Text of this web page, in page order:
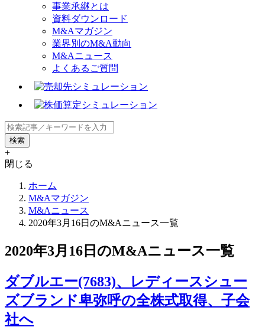
事業承継とは
資料ダウンロード
M&Aマガジン
業界別のM&A動向
M&Aニュース
よくあるご質問
+
閉じる
ホーム
M&Aマガジン
M&Aニュース
2020年3月16日のM&Aニュース一覧
2020年3月16日のM&Aニュース一覧
ダブルエー(7683)、レディースシュー
ズブランド卑弥呼の全株式取得、子会
社へ